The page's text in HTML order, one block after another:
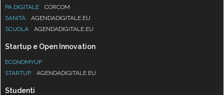
PA DIGITALE
CORCOM
SANITÀ
AGENDADIGITALE.EU
SCUOLA
AGENDADIGITALE.EU
Startup e Open Innovation
ECONOMYUP
STARTUP
AGENDADIGITALE.EU
Studenti